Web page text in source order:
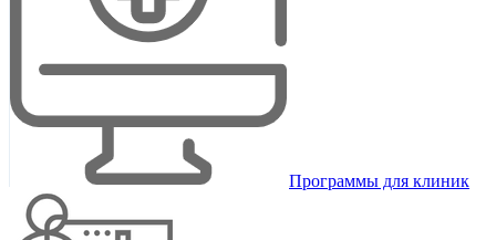
Программы для клиник